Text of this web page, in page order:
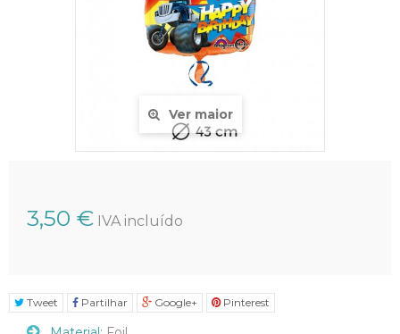
Ver maior
3,50 € IVA incluído
Tweet Partilhar Google+ Pinterest